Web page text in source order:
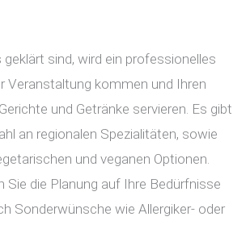
geklärt sind, wird ein professionelles
Veranstaltung kommen und Ihren
und Getränke servieren. Es gibt
an regionalen Spezialitäten, sowie
und veganen Optionen.
Sie die Planung auf Ihre Bedürfnisse
Sonderwünsche wie Allergiker- oder